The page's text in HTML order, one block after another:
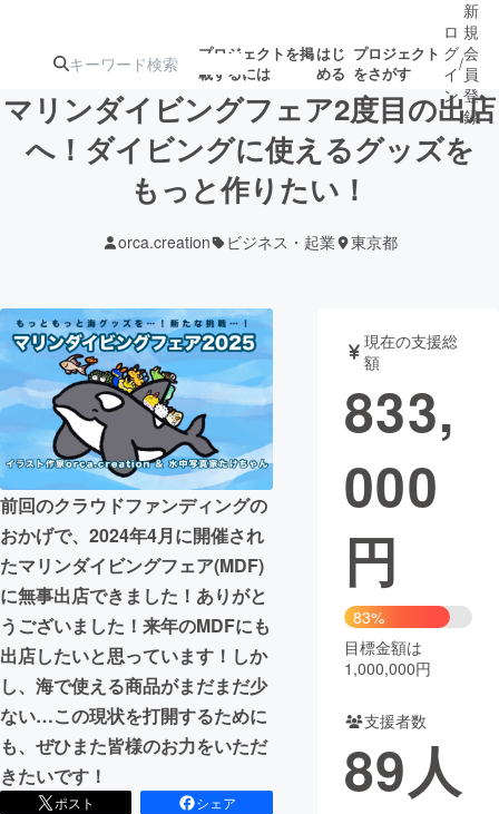
プロジェクトを掲
載するには
はじ
める
プロジェクト
をさがす
注目のリ 注目の新着プロ募集終了が近いプ
テクノロジー・ガジェット
映像・映画 書籍・雑誌
ビジネス・起業 チャレンジ
まちづくり・地域活性化
CAMPFIRE for Social Good
CAMPFIRE Creation
CAMPFIREふるさと納税
machi-ya コミュニティ
ロ
グ
イ
ン
/
新
規
会
員
登
録
マリンダイビングフェア2度目の出店
へ！ダイビングに使えるグッズを
もっと作りたい！
orca.creation ビジネス・起業 東京都
前回のクラウドファンディングの
おかげで、2024年4月に開催され
たマリンダイビングフェア(MDF)
に無事出店できました！ありがと
うございました！来年のMDFにも
出店したいと思っています！しか
し、海で使える商品がまだまだ少
ない…この現状を打開するために
も、ぜひまた皆様のお力をいただ
きたいです！
ポスト
シェア
現在の支援総
額
833,
000
円
83%
目標金額は
1,000,000円
支援者数
89人